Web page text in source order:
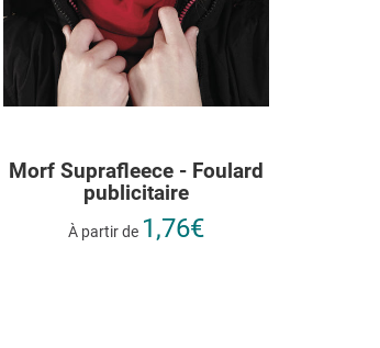
Morf Suprafleece - Foulard
publicitaire
À partir de 1,76€